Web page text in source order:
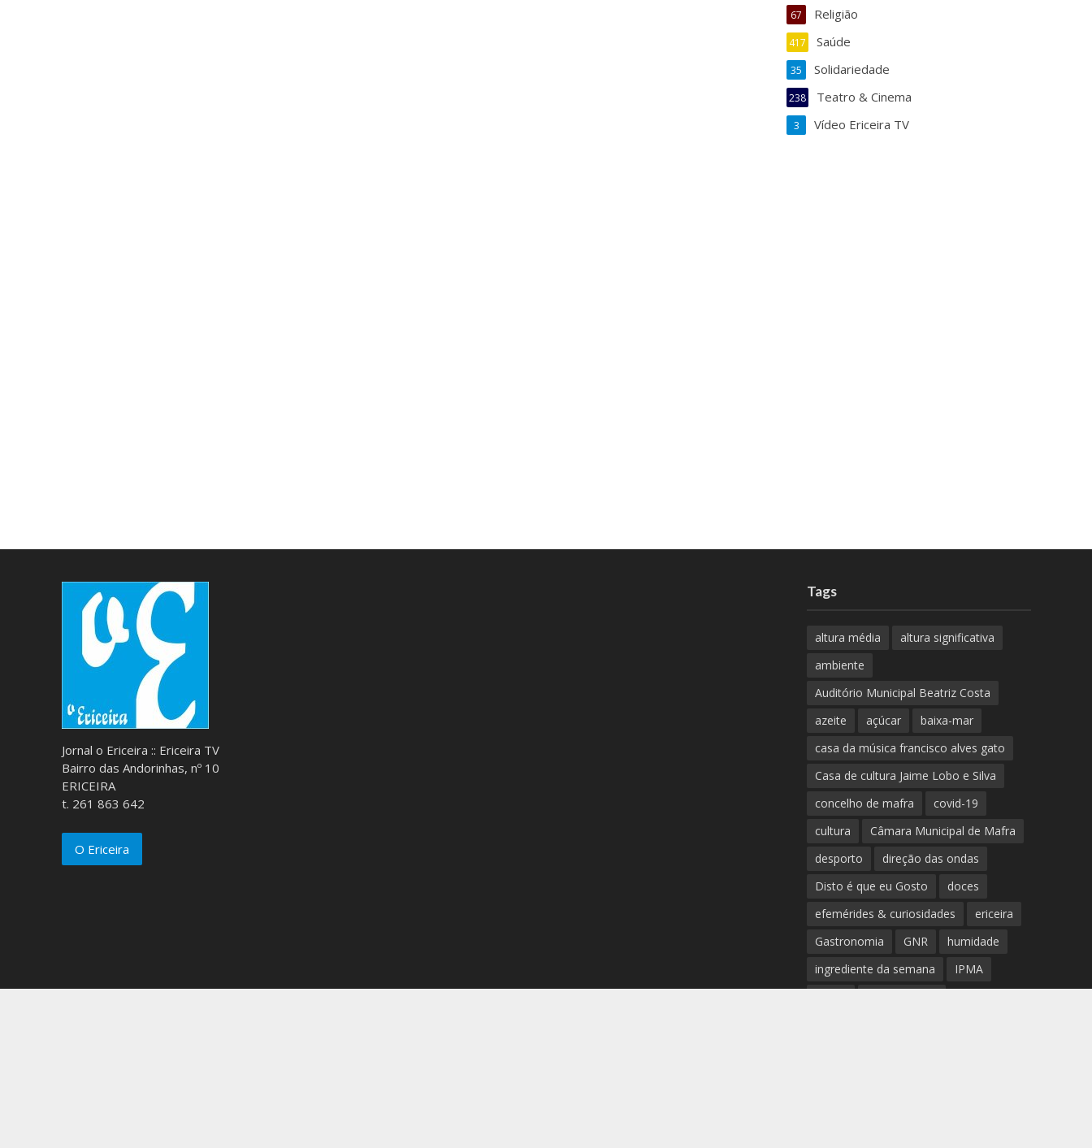
Religião
67
Saúde
417
Solidariedade
35
Teatro & Cinema
238
Vídeo Ericeira TV
3
Jornal o Ericeira :: Ericeira TV
Bairro das Andorinhas, nº 10
ERICEIRA
t. 261 863 642
O Ericeira
Tags
altura média
altura significativa
ambiente
Auditório Municipal Beatriz Costa
azeite
açúcar
baixa-mar
casa da música francisco alves gato
Casa de cultura Jaime Lobo e Silva
concelho de mafra
covid-19
cultura
Câmara Municipal de Mafra
desporto
direção das ondas
Disto é que eu Gosto
doces
efemérides & curiosidades
ericeira
Gastronomia
GNR
humidade
ingrediente da semana
IPMA